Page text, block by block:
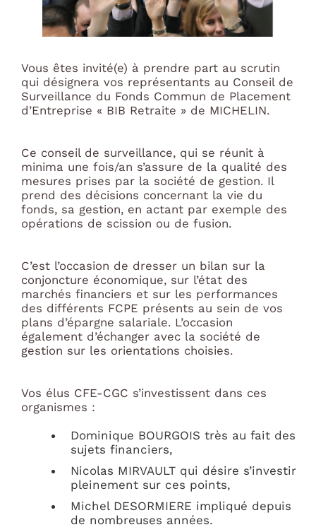
Vous êtes invité(e) à prendre part au scrutin
qui désignera vos représentants au Conseil de
Surveillance du Fonds Commun de Placement
d’Entreprise « BIB Retraite » de MICHELIN.
Ce conseil de surveillance, qui se réunit à
minima une fois/an s’assure de la qualité des
mesures prises par la société de gestion. Il
prend des décisions concernant la vie du
fonds, sa gestion, en actant par exemple des
opérations de scission ou de fusion.
C’est l’occasion de dresser un bilan sur la
conjoncture économique, sur l’état des
marchés financiers et sur les performances
des différents FCPE présents au sein de vos
plans d’épargne salariale. L’occasion
également d’échanger avec la société de
gestion sur les orientations choisies.
Vos élus CFE-CGC s’investissent dans ces
organismes :
Dominique BOURGOIS très au fait des
sujets financiers,
Nicolas MIRVAULT qui désire s’investir
pleinement sur ces points,
Michel DESORMIERE impliqué depuis
de nombreuses années.